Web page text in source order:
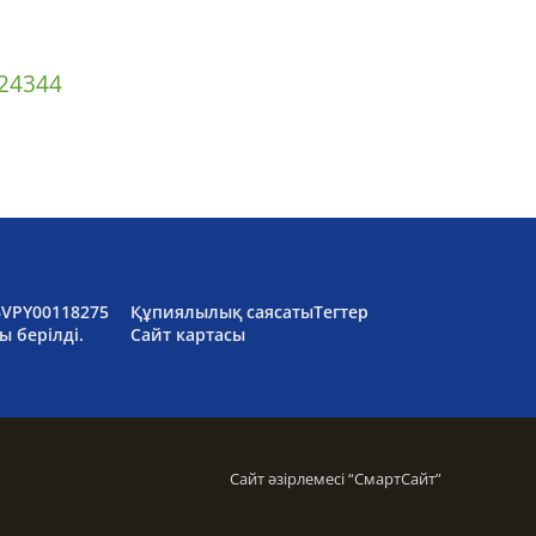
4344
берілді.
Құпиялылық саясатыТегтер
Сайт картасы
Сайт әзірлемесі “СмартСайт”